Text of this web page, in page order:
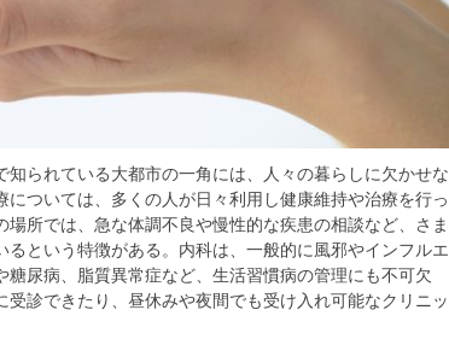
られている大都市の一角には、人々の暮らしに欠かせな
については、多くの人が日々利用し健康維持や治療を行っ
所では、急な体調不良や慢性的な疾患の相談など、さま
という特徴がある。内科は、一般的に風邪やインフルエ
尿病、脂質異常症など、生活習慣病の管理にも不可欠
診できたり、昼休みや夜間でも受け入れ可能なクリニッ